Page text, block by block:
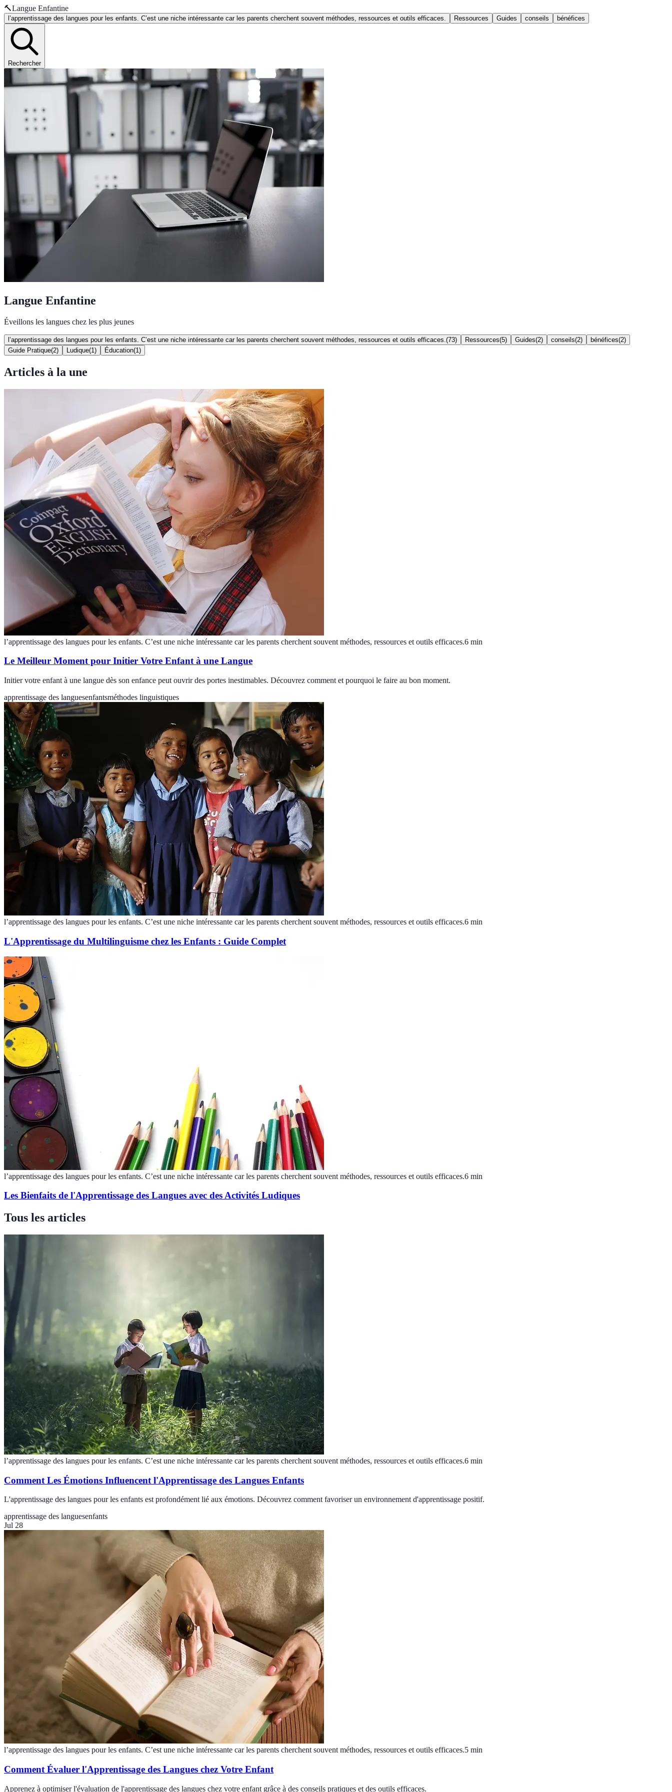
🔨Langue Enfantine
l’apprentissage des langues pour les enfants. C’est une niche intéressante car les parents cherchent souvent méthodes, ressources et outils efficaces. Ressources Guides conseils bénéfices
Rechercher
Langue Enfantine
Éveillons les langues chez les plus jeunes
l’apprentissage des langues pour les enfants. C’est une niche intéressante car les parents cherchent souvent méthodes, ressources et outils efficaces. (73) Ressources(5) Guides(2) conseils(2) bénéfices(2)
Guide Pratique(2) Ludique(1 ) Éducation(1 )
Articles à la une
l’apprentissage des langues pour les enfants. C’est une niche intéressante car les parents cherchent souvent méthodes, ressources et outils efficaces.6 min
Le Meilleur Moment pour Initier Votre Enfant à une Langue
Initier votre enfant à une langue dès son enfance peut ouvrir des portes inestimables. Découvrez comment et pourquoi le faire au bon moment.
apprentissage des languesenfantsméthodes linguistiques
l’apprentissage des langues pour les enfants. C’est une niche intéressante car les parents cherchent souvent méthodes, ressources et outils efficaces.6 min
L'Apprentissage du Multilinguisme chez les Enfants : Guide Complet
l’apprentissage des langues pour les enfants. C’est une niche intéressante car les parents cherchent souvent méthodes, ressources et outils efficaces.6 min
Les Bienfaits de l'Apprentissage des Langues avec des Activités Ludiques
Tous les articles
l’apprentissage des langues pour les enfants. C’est une niche intéressante car les parents cherchent souvent méthodes, ressources et outils efficaces.6 min
Comment Les Émotions Influencent l'Apprentissage des Langues Enfants
L'apprentissage des langues pour les enfants est profondément lié aux émotions. Découvrez comment favoriser un environnement d'apprentissage positif.
apprentissage des languesenfants
Jul 28
l’apprentissage des langues pour les enfants. C’est une niche intéressante car les parents cherchent souvent méthodes, ressources et outils efficaces.5 min
Comment Évaluer l'Apprentissage des Langues chez Votre Enfant
Apprenez à optimiser l'évaluation de l'apprentissage des langues chez votre enfant grâce à des conseils pratiques et des outils efficaces.